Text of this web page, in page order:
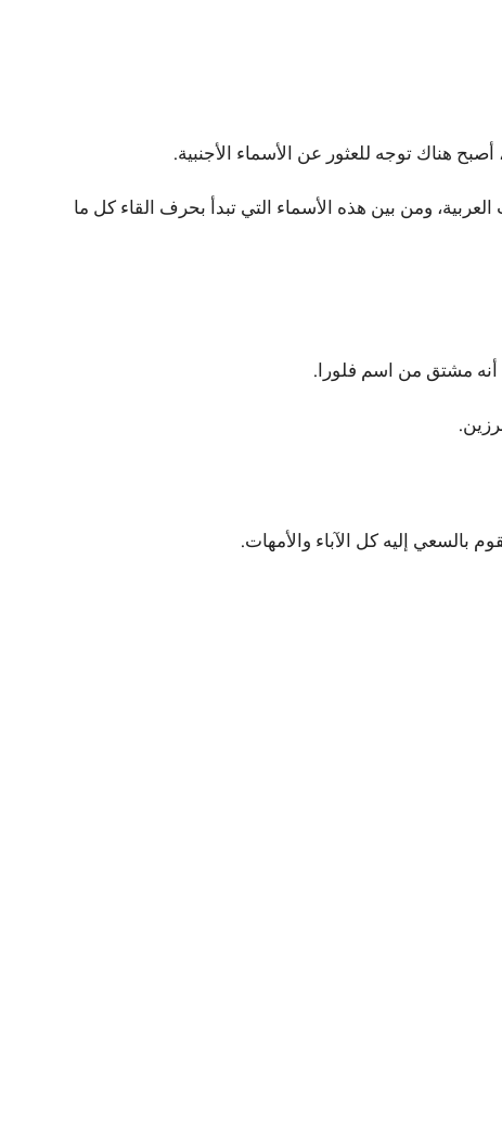
هناك توجه للعثور عن الأسماء الأجنبية.
ومن بين هذه الأسماء التي تبدأ بحرف القاء كل ما
أنه مشتق من اسم فلورا.
بالسعي إليه كل الآباء والأمهات.